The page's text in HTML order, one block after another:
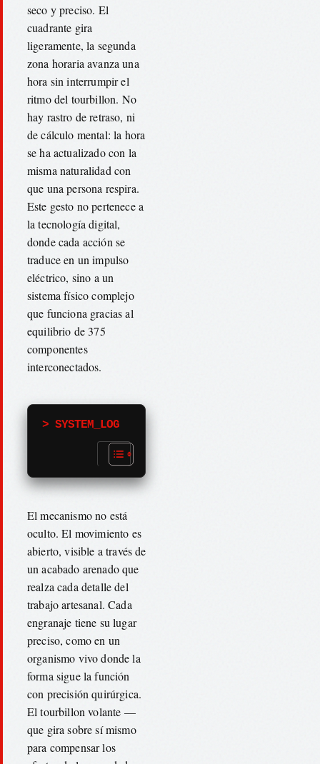
seco y preciso. El
cuadrante gira
ligeramente, la segunda
zona horaria avanza una
hora sin interrumpir el
ritmo del tourbillon. No
hay rastro de retraso, ni
de cálculo mental: la hora
se ha actualizado con la
misma naturalidad con
que una persona respira.
Este gesto no pertenece a
la tecnología digital,
donde cada acción se
traduce en un impulso
eléctrico, sino a un
sistema físico complejo
que funciona gracias al
equilibrio de 375
componentes
interconectados.
> SYSTEM_LOG
El mecanismo no está
oculto. El movimiento es
abierto, visible a través de
un acabado arenado que
realza cada detalle del
trabajo artesanal. Cada
engranaje tiene su lugar
preciso, como en un
organismo vivo donde la
forma sigue la función
con precisión quirúrgica.
El tourbillon volante —
que gira sobre sí mismo
para compensar los